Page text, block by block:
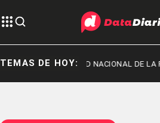
TEMAS DE HOY:
UNIVERSIDAD NACIONAL DE LA PLATA